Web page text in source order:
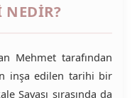
Mehmet tarafından
inşa edilen tarihi bir
Savaşı sırasında da